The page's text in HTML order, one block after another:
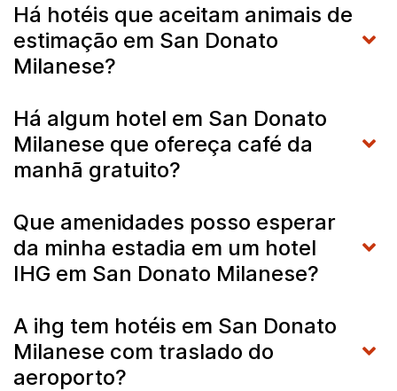
Há hotéis que aceitam animais de
estimação em San Donato
Milanese?
Há algum hotel em San Donato
Milanese que ofereça café da
manhã gratuito?
Que amenidades posso esperar
da minha estadia em um hotel
IHG em San Donato Milanese?
A ihg tem hotéis em San Donato
Milanese com traslado do
aeroporto?